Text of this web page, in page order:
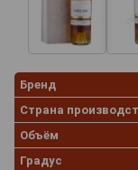
Бренд
Страна
Объём
Градус